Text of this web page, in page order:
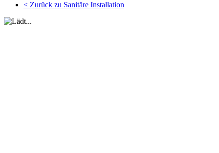
< Zurück zu Sanitäre Installation